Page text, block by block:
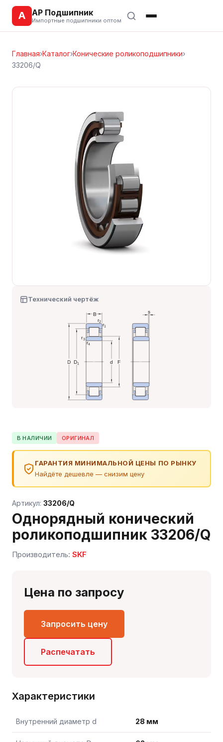
А АР Подшипник
Импортные подшипники оптом
Главная›Каталог›Конические роликоподшипники›
33206/Q
Технический чертёж
В НАЛИЧИИ ОРИГИНАЛ
ГАРАНТИЯ МИНИМАЛЬНОЙ ЦЕНЫ ПО РЫНКУ
Найдёте дешевле — снизим цену
Артикул: 33206/Q
Однорядный конический
роликоподшипник 33206/Q
Производитель: SKF
Цена по запросу
Запросить цену
Распечатать
Характеристики
Внутренний диаметр d 28 мм